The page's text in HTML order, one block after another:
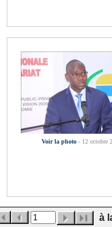
Voir la photo - 12 octobre
à